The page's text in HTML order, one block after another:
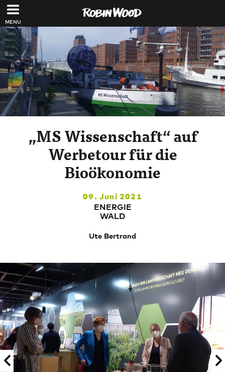
Direkt zum Inhalt
„MS Wissenschaft“ auf
Werbetour für die
Bioökonomie
09. Juni 2021
ENERGIE
WALD
Ute Bertrand